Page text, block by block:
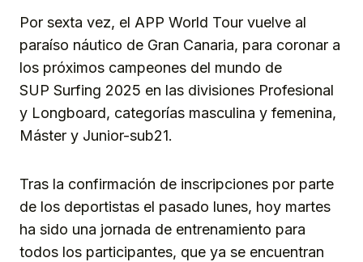
Por sexta vez, el APP World Tour vuelve al
paraíso náutico de Gran Canaria, para coronar a
los próximos campeones del mundo de
SUP Surfing 2025 en las divisiones Profesional
y Longboard, categorías masculina y femenina,
Máster y Junior-sub21.
Tras la confirmación de inscripciones por parte
de los deportistas el pasado lunes, hoy martes
ha sido una jornada de entrenamiento para
todos los participantes, que ya se encuentran